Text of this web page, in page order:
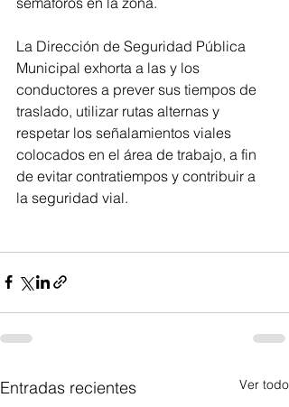
La Dirección de Seguridad Pública
Municipal exhorta a las y los
conductores a prever sus tiempos de
traslado, utilizar rutas alternas y
respetar los señalamientos viales
colocados en el área de trabajo, a fin
de evitar contratiempos y contribuir a
la seguridad vial.
Entradas recientes Ver todo